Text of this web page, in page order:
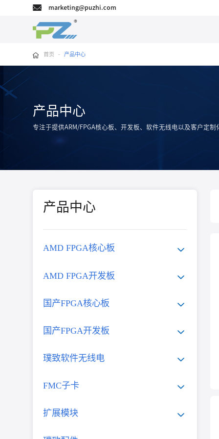
marketing@puzhi.com
首页 - 产品中心
产品中心
专注于提供ARM/FPGA核心板、开发板、软件无线电以及客户定制
产品中心
AMD FPGA核心板
AMD FPGA开发板
国产FPGA核心板
国产FPGA开发板
璞致软件无线电
FMC子卡
扩展模块